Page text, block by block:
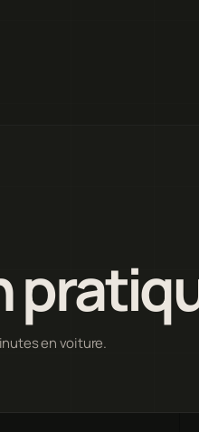
en voiture.